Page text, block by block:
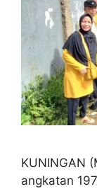
KUNINGAN
angkatan